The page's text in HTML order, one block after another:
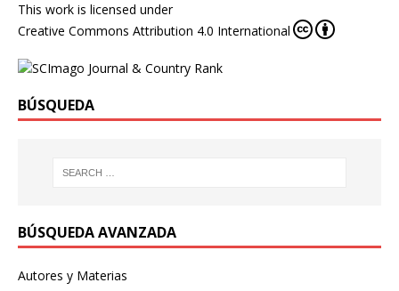
This work is licensed under
Creative Commons Attribution 4.0 International
BÚSQUEDA
BÚSQUEDA AVANZADA
Autores y Materias